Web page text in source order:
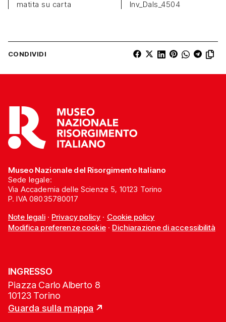
matita su carta Inv_Dals_4504
CONDIVIDI
Museo Nazionale del Risorgimento Italiano
Sede legale:
Via Accademia delle Scienze 5, 10123 Torino
P. IVA 08035780017
Note legali· Privacy policy · Cookie policy
Modifica preferenze cookie· Dichiarazione di accessibilità
INGRESSO
Piazza Carlo Alberto 8
10123 Torino
Guarda sulla mappa